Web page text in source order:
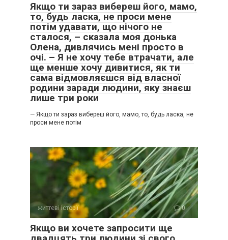
Якщо ти зараз вибереш його, мамо,
то, будь ласка, не проси мене
потім удавати, що нічого не
сталося, – сказала моя донька
Олена, дивлячись мені просто в
очі. – Я не хочу тебе втрачати, але
ще менше хочу дивитися, як ти
сама відмовляєшся від власної
родини заради людини, яку знаєш
лише три роки
— Якщо ти зараз вибереш його, мамо, то, будь ласка, не
проси мене потім
життєві історії 0
Якщо ви хочете запросити ще